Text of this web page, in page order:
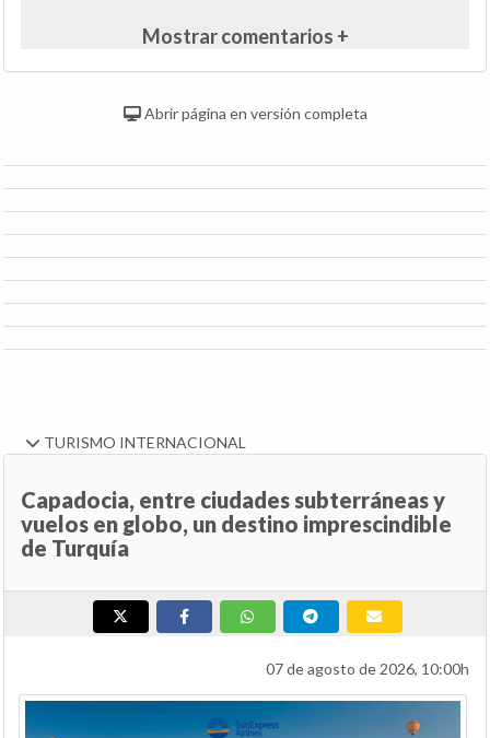
Mostrar comentarios +
Abrir página en versión completa
TURISMO INTERNACIONAL
Capadocia, entre ciudades subterráneas y
vuelos en globo, un destino imprescindible
de Turquía
07 de agosto de 2026, 10:00h